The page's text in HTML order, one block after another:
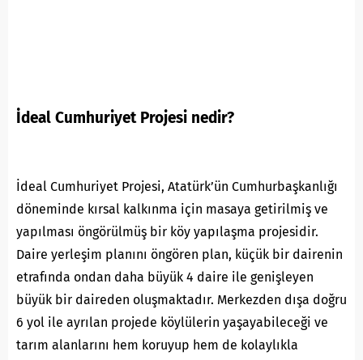
İdeal Cumhuriyet Projesi nedir?
İdeal Cumhuriyet Projesi, Atatürk’ün Cumhurbaşkanlığı
döneminde kırsal kalkınma için masaya getirilmiş ve
yapılması öngörülmüş bir köy yapılaşma projesidir.
Daire yerleşim planını öngören plan, küçük bir dairenin
etrafında ondan daha büyük 4 daire ile genişleyen
büyük bir daireden oluşmaktadır. Merkezden dışa doğru
6 yol ile ayrılan projede köylülerin yaşayabileceği ve
tarım alanlarını hem koruyup hem de kolaylıkla